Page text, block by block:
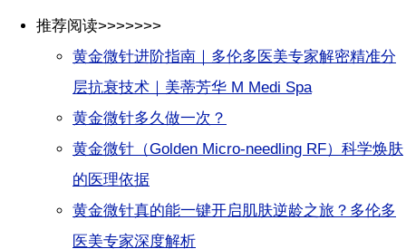
推荐阅读>>>>>>>
黄金微针进阶指南｜多伦多医美专家解密精准分
层抗衰技术｜美蒂芳华 M Medi Spa
黄金微针多久做一次？
黄金微针（Golden Micro-needling RF）科学焕肤
的医理依据
黄金微针真的能一键开启肌肤逆龄之旅？多伦多
医美专家深度解析